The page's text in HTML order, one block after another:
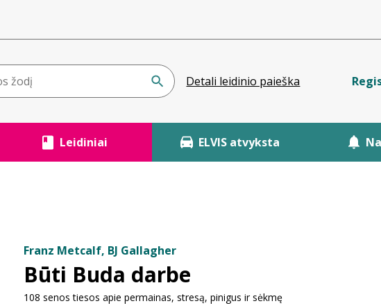
Detali leidinio paieška
Leidiniai ELVIS atvyksta
Franz Metcalf, BJ Gallagher
Būti Buda darbe
108 senos tiesos apie permainas, stresą, pinigus ir sėkmę